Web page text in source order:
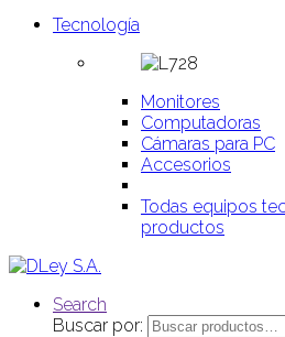
Tecnología
Monitores
Computadoras
Cámaras para PC
Accesorios
Todas equipos
productos
Search
Buscar por: